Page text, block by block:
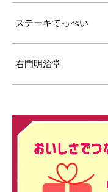
ステーキてっぺい
右門明治堂